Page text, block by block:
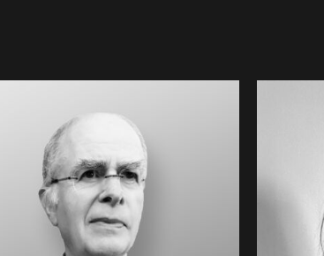
DESPUJOLS Antoine •
AFIM : Intervenant au 2MF
(2025)